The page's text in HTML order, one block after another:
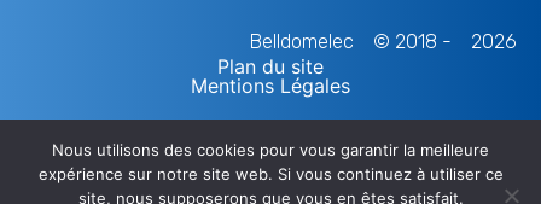
Belldomelec © 2018 - 2026
Plan du site
Mentions Légales
Nous utilisons des cookies pour vous garantir la meilleure
expérience sur notre site web. Si vous continuez à utiliser ce
site, nous supposerons que vous en êtes satisfait.